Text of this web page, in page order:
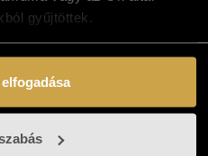
gyűjtöttek.